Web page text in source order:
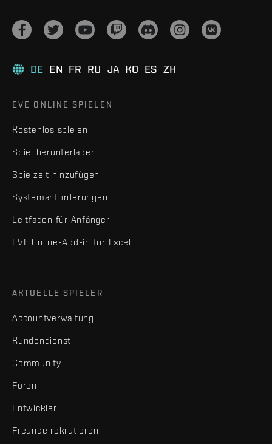
DE EN FR RU JA KO ES ZH
EVE ONLINE SPIELEN
Kostenlos spielen
Spiel herunterladen
Spielzeit hinzufügen
Systemanforderungen
Leitfaden für Anfänger
EVE Online-Add-in für Excel
AKTUELLE SPIELER
Accountverwaltung
Kundendienst
Community
Foren
Entwickler
Freunde rekrutieren